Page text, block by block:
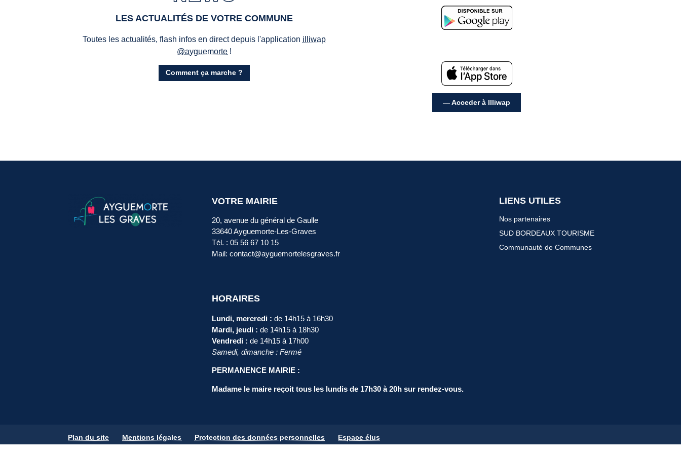
LES ACTUALITÉS DE VOTRE COMMUNE
Toutes les actualités, flash infos en direct depuis l'application illiwap
@ayguemorte !
Comment ça marche ?
— Acceder à Illiwap
VOTRE MAIRIE
20, avenue du général de Gaulle
33640 Ayguemorte-Les-Graves
Tél. : 05 56 67 10 15
Mail: contact@ayguemortelesgraves.fr
HORAIRES
Lundi, mercredi : de 14h15 à 16h30
Mardi, jeudi : de 14h15 à 18h30
Vendredi : de 14h15 à 17h00
Samedi, dimanche : Fermé
PERMANENCE MAIRIE :
Madame le maire reçoit tous les lundis de 17h30 à 20h sur rendez-vous.
LIENS UTILES
Nos partenaires
SUD BORDEAUX TOURISME
Communauté de Communes
Plan du site Mentions légales Protection des données personnelles Espace élus